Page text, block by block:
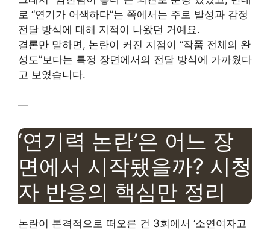
로 “연기가 어색하다”는 쪽에서는 주로 발성과 감정
전달 방식에 대해 지적이 나왔던 거예요.
결론만 말하면, 논란이 커진 지점이 “작품 전체의 완
성도”보다는 특정 장면에서의 전달 방식에 가까웠다
고 보였습니다.
—
‘연기력 논란’은 어느 장
면에서 시작됐을까? 시청
자 반응의 핵심만 정리
논란이 본격적으로 떠오른 건 3회에서 ‘소연여자고